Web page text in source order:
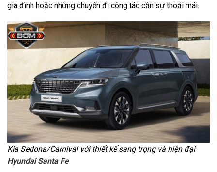
gia đình hoặc những chuyến đi công tác cần sự thoải mái.
Kia Sedona/Carnival với thiết kế sang trọng và hiện đại
Hyundai Santa Fe